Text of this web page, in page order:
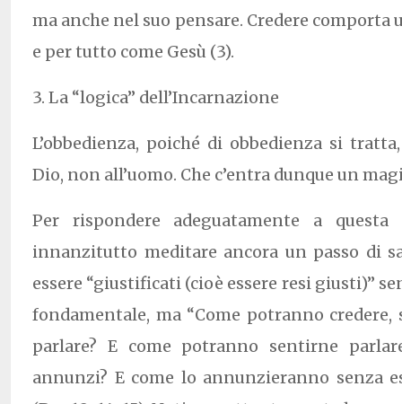
ma anche nel suo pensare. Credere
e per tutto come Gesù (3).
3. La “logica” dell’Incarnazione
L’obbedienza, poiché di obbedienza si
Dio, non all’uomo. Che c’entra dunque un
Per rispondere adeguatamente a questa
innanzitutto meditare ancora un passo di
essere “giustificati (cioè essere resi giusti)”
fondamentale, ma “Come potranno
parlare? E come potranno sentirne
annunzi? E come lo annunzieranno senza